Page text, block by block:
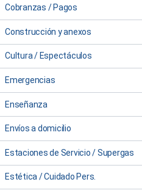
Cobranzas / Pagos
Construcción y anexos
Cultura / Espectáculos
Emergencias
Enseñanza
Envíos a domicilio
Estaciones de Servicio / Supergas
Estética / Cuidado Pers.